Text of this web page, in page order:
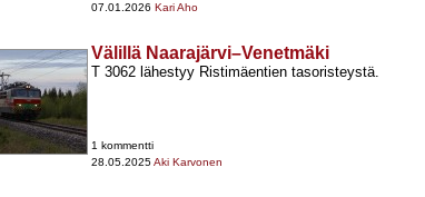
07.01.2026 Kari Aho
Välillä Naarajärvi–Venetmäki
T 3062 lähestyy Ristimäentien tasoristeystä.
1 kommentti
28.05.2025Aki Karvonen